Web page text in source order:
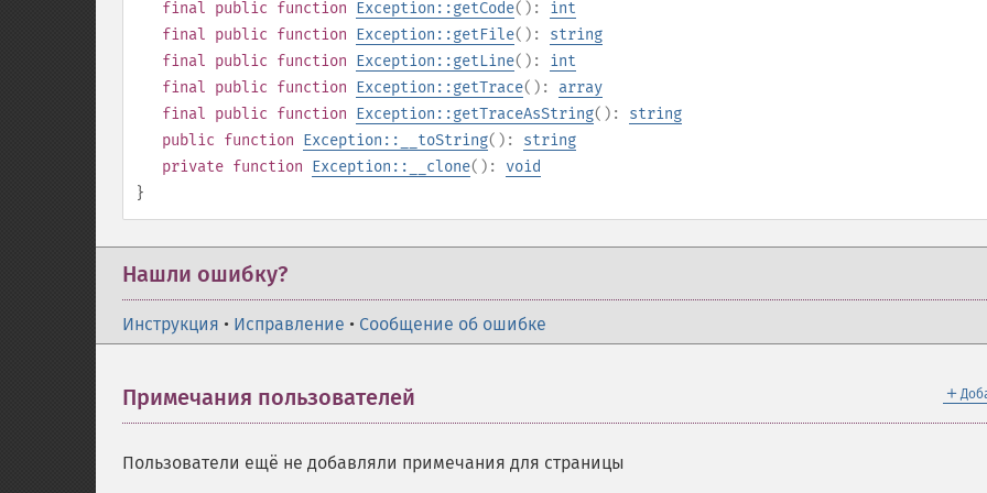
final public function Exception::getCode(): int
final public function Exception::getFile(): string
final public function Exception::getLine(): int
final public function Exception::getTrace(): array
final public function Exception::getTraceAsString(): string
public function Exception::__toString(): string
private function Exception::__clone(): void
}
Нашли ошибку?
Инструкция • Исправление • Сообщение об ошибке
＋
Примечания пользователей
Пользователи ещё не добавляли примечания для страницы